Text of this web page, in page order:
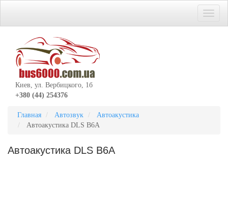
Киев, ул. Вербицкого, 1б
+380 (44) 254376
Главная Автозвук
Автоакустика
Автоакустика DLS B6A
Автоакустика DLS B6A